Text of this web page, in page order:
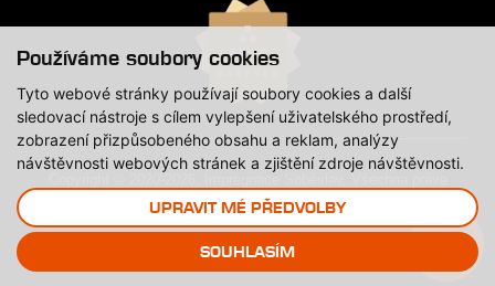
Používáme soubory cookies
Tyto webové stránky používají soubory cookies a další
sledovací nástroje s cílem vylepšení uživatelského prostředí,
zobrazení přizpůsobeného obsahu a reklam, analýzy
návštěvnosti webových stránek a zjištění zdroje návštěvnosti.
SOUHLASÍM
UPRAVIT MÉ PŘEDVOLBY
vyhrazena.
Created by